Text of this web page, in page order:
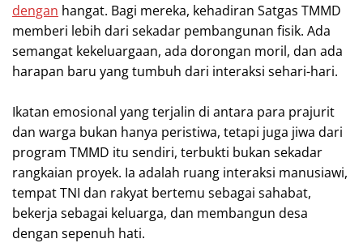
dengan hangat. Bagi mereka, kehadiran Satgas TMMD
memberi lebih dari sekadar pembangunan fisik. Ada
semangat kekeluargaan, ada dorongan moril, dan ada
harapan baru yang tumbuh dari interaksi sehari-hari.
‎Ikatan emosional yang terjalin di antara para prajurit
dan warga bukan hanya peristiwa, tetapi juga jiwa dari
program TMMD itu sendiri, terbukti bukan sekadar
rangkaian proyek. Ia adalah ruang interaksi manusiawi,
tempat TNI dan rakyat bertemu sebagai sahabat,
bekerja sebagai keluarga, dan membangun desa
dengan sepenuh hati.